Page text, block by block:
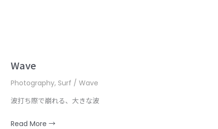
Wave
Photography, Surf / Wave
波打ち際で崩れる、大きな波
Read More →